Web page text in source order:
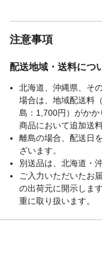
注意事項
配送地域・送料につ
北海道、沖縄県、そ
場合は、地域配送料
島：1,700円）がか
商品において追加送
離島の場合、配送日
ざいます。
別送品は、北海道・
ご入力いただいたお
の出荷元に開示しま
重に取り扱います。